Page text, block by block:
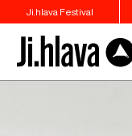
Ji.hlava Festival